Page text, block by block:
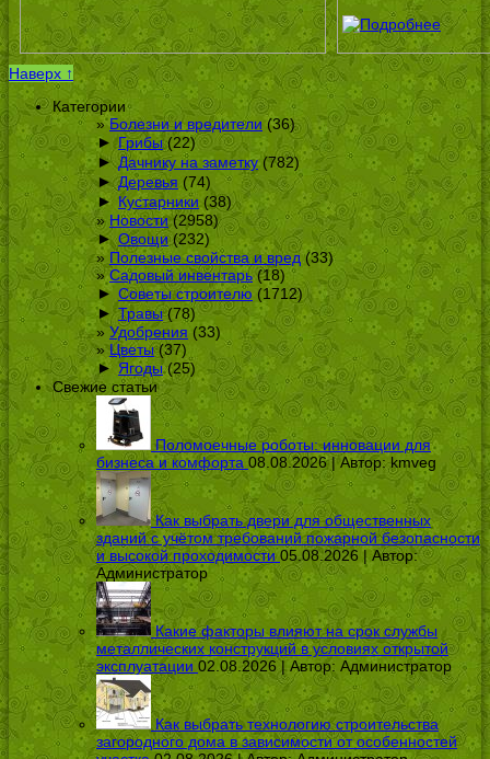
Наверх ↑
Категории
Болезни и вредители (36)
► Грибы(22)
► Дачнику на заметку(782)
► Деревья (74)
► Кустарники (38)
Новости(2958)
► Овощи(232)
Полезные свойства и вред(33)
Садовый инвентарь(18)
► Советы строителю (1712)
► Травы(78)
Удобрения (33)
Цветы(37)
► Ягоды(25)
Свежие статьи
Поломоечные роботы: инновации для
бизнеса и комфорта 08.08.2026 | Автор:kmveg
Как выбрать двери для общественных
зданий с учётом требований пожарной безопасности
и высокой проходимости 05.08.2026 | Автор:
Администратор
Какие факторы влияют на срок службы
металлических конструкций в условиях открытой
эксплуатации 02.08.2026 | Автор: Администратор
Как выбрать технологию строительства
загородного дома в зависимости от особенностей